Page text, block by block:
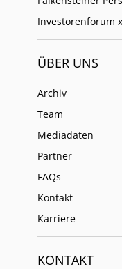
Investorenforum
ÜBER UNS
Archiv
Team
Mediadaten
Partner
FAQs
Kontakt
Karriere
KONTAKT